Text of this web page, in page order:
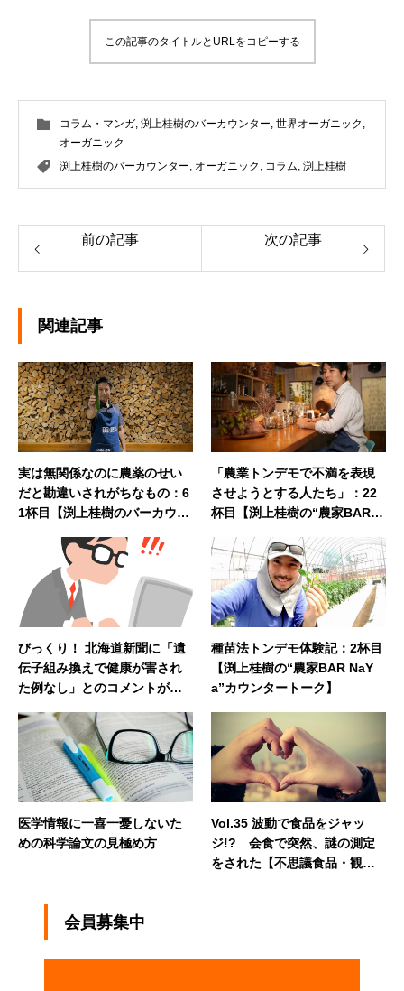
この記事のタイトルとURLをコピーする
コラム・マンガ, 渕上桂樹のバーカウンター, 世界オーガニック ,
オーガニック
渕上桂樹のバーカウンター, オーガニック , コラム, 渕上桂樹
前の記事 次の記事
関連記事
実は無関係なのに農薬のせい
だと勘違いされがちなもの：6
1杯目【渕上桂樹のバーカウン
「農業トンデモで不満を表現
させようとする人たち」：22
杯目【渕上桂樹の“農家BAR N
びっくり！ 北海道新聞に「遺
伝子組み換えで健康が害され
た例なし」とのコメントが掲
種苗法トンデモ体験記：2杯目
【渕上桂樹の“農家BAR NaY
a”カウンタートーク】
医学情報に一喜一憂しないた
めの科学論文の見極め方
Vol.35 波動で食品をジャッ
ジ!? 会食で突然、謎の測定
をされた【不思議食品・観察
会員募集中